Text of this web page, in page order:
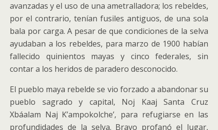
avanzadas y el uso de una ametralladora; los rebeldes,
por el contrario, tenían fusiles antiguos, de una sola
bala por carga. A pesar de que condiciones de la selva
ayudaban a los rebeldes, para marzo de 1900 habían
fallecido quinientos mayas y cinco federales, sin
contar a los heridos de paradero desconocido.
El pueblo maya rebelde se vio forzado a abandonar su
pueblo sagrado y capital, Noj Kaaj Santa Cruz
Xbáalam Naj K’ampokolche’, para refugiarse en las
profundidades de la selva. Bravo profanó el lugar,